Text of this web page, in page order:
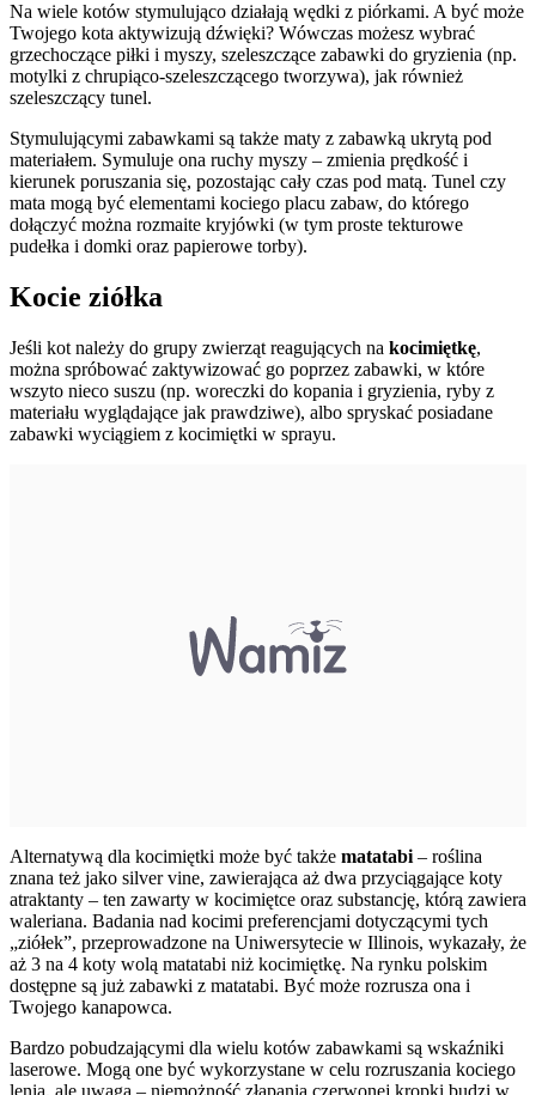
Na wiele kotów stymulująco działają wędki z piórkami. A być może
Twojego kota aktywizują dźwięki? Wówczas możesz wybrać
grzechoczące piłki i myszy, szeleszczące zabawki do gryzienia (np.
motylki z chrupiąco-szeleszczącego tworzywa), jak również
szeleszczący tunel.
Stymulującymi zabawkami są także maty z zabawką ukrytą pod
materiałem. Symuluje ona ruchy myszy – zmienia prędkość i
kierunek poruszania się, pozostając cały czas pod matą. Tunel czy
mata mogą być elementami kociego placu zabaw, do którego
dołączyć można rozmaite kryjówki (w tym proste tekturowe
pudełka i domki oraz papierowe torby).
Kocie ziółka
Jeśli kot należy do grupy zwierząt reagujących na kocimiętkę,
można spróbować zaktywizować go poprzez zabawki, w które
wszyto nieco suszu (np. woreczki do kopania i gryzienia, ryby z
materiału wyglądające jak prawdziwe), albo spryskać posiadane
zabawki wyciągiem z kocimiętki w sprayu.
Alternatywą dla kocimiętki może być także matatabi – roślina
znana też jako silver vine, zawierająca aż dwa przyciągające koty
atraktanty – ten zawarty w kocimiętce oraz substancję, którą zawiera
waleriana. Badania nad kocimi preferencjami dotyczącymi tych
„ziółek”, przeprowadzone na Uniwersytecie w Illinois, wykazały, że
aż 3 na 4 koty wolą matatabi niż kocimiętkę. Na rynku polskim
dostępne są już zabawki z matatabi. Być może rozrusza ona i
Twojego kanapowca.
Bardzo pobudzającymi dla wielu kotów zabawkami są wskaźniki
laserowe. Mogą one być wykorzystane w celu rozruszania kociego